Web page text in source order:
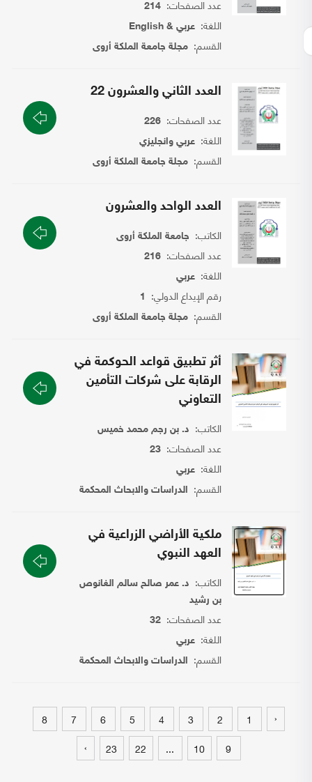
عدد الصفحات:214
اللغة:عربي & English
القسم:مجلة جامعة الملكة أروى
العدد الثاني والعشرون 22
عدد الصفحات:226
اللغة:عربي وانجليزي
القسم:مجلة جامعة الملكة أروى
العدد الواحد والعشرون
الكاتب: جامعة الملكة أروى
عدد الصفحات:216
اللغة:عربي
رقم الإيداع الدولي: 1
القسم:مجلة جامعة الملكة أروى
أثر تطبيق قواعد الحوكمة في
الرقابة على شركات التأمين
التعاوني
الكاتب: د. بن رجم محمد خميس
عدد الصفحات:23
اللغة:عربي
القسم: الدراسات والابحاث المحكمة
ملكية الأراضي الزراعية في
العهد النبوي
الكاتب: د. عمر صالح سالم الغانوص
بن رشيد
عدد الصفحات:32
اللغة:عربي
القسم: الدراسات والابحاث المحكمة
‹
1
2
3
4
5
6
7
8
9
10
...
22
23
›